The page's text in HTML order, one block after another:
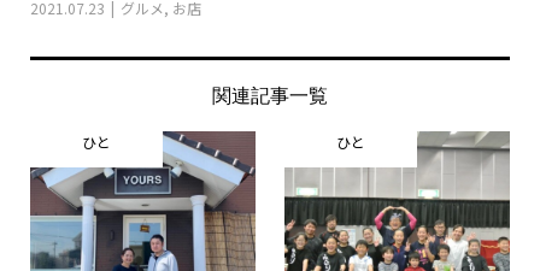
2021.07.23 グルメ, お店
関連記事一覧
ひと ひと